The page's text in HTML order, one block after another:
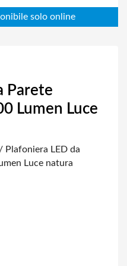
Parete
Lumen Luce
/ Plafoniera LED da
Luce natura